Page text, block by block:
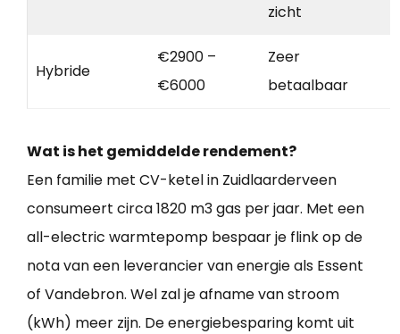
zicht
Hybride
€2900 –
€6000
Zeer
betaalbaar
Wat is het gemiddelde rendement?
Een familie met CV-ketel in Zuidlaarderveen
consumeert circa 1820 m3 gas per jaar. Met een
all-electric warmtepomp bespaar je flink op de
nota van een leverancier van energie als Essent
of Vandebron. Wel zal je afname van stroom
(kWh) meer zijn. De energiebesparing komt uit